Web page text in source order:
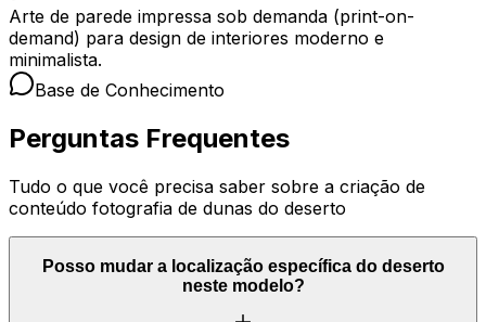
Arte de parede impressa sob demanda (print-on-
demand) para design de interiores moderno e
minimalista.
Base de Conhecimento
Perguntas Frequentes
Tudo o que você precisa saber sobre a criação de
conteúdo fotografia de dunas do deserto
Posso mudar a localização específica do deserto
neste modelo?